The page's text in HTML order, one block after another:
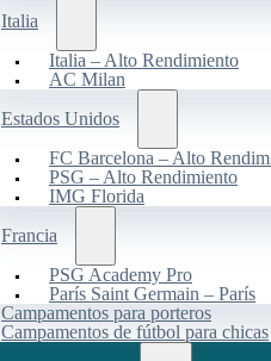
Italia
Italia – Alto Rendimiento
AC Milan
Estados Unidos
FC Barcelona – Alto
PSG – Alto Rendimiento
IMG Florida
Francia
PSG Academy Pro
París Saint Germain – París
Campamentos para porteros
Campamentos de fútbol para chicas